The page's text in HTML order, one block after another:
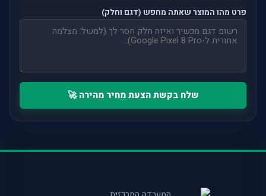
פרט מהו המוצר שאתה מחפש (דגם וחלק)
שלח בקשת הצעת מחיר מהירה 🚀